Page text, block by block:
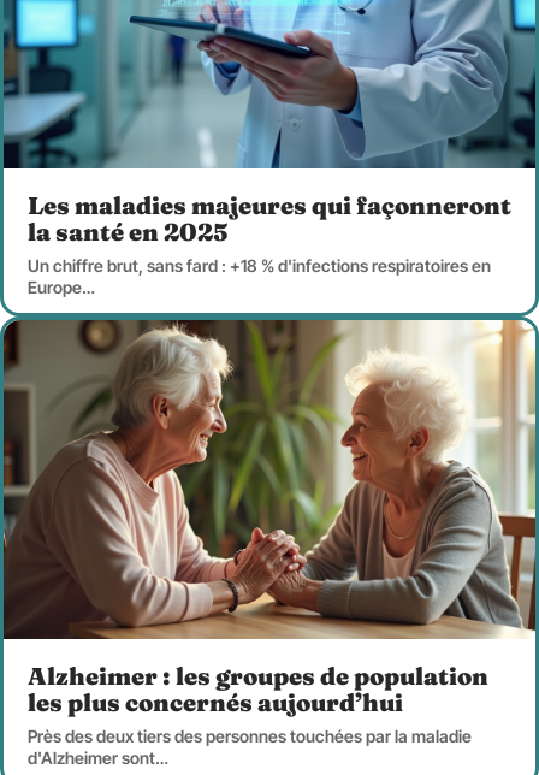
Les maladies majeures qui façonneront
la santé en 2025
Un chiffre brut, sans fard : +18 % d'infections respiratoires en
Europe…
Alzheimer : les groupes de population
les plus concernés aujourd’hui
Près des deux tiers des personnes touchées par la maladie
d'Alzheimer sont…